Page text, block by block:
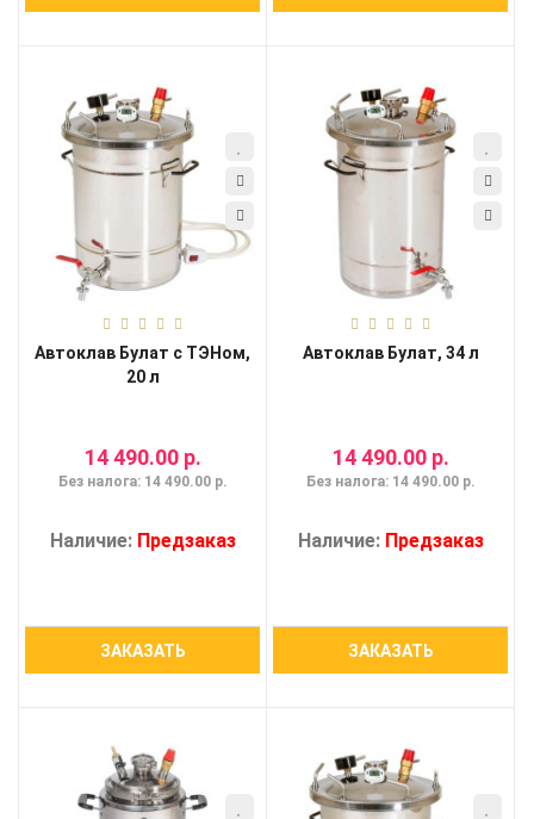
Автоклав Булат с ТЭНом,
20 л
14 490.00 р.
Без налога: 14 490.00 р.
Наличие: Предзаказ
ЗАКАЗАТЬ
Автоклав Булат, 34 л
14 490.00 р.
Без налога: 14 490.00 р.
Наличие: Предзаказ
ЗАКАЗАТЬ